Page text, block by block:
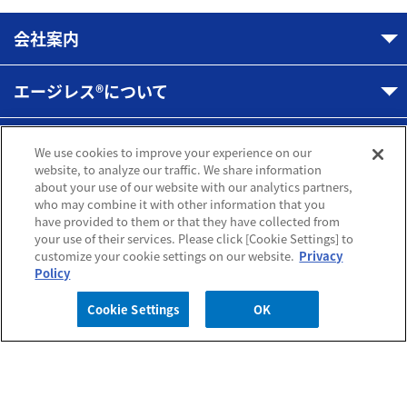
会社案内
エージレス®について
製品一覧
一般消費者様向け情報
Copyright © MITSUBISHI GAS CHEMICAL COMPANY, INC. All rights reserved.
We use cookies to improve your experience on our
website, to analyze our traffic. We share information
about your use of our website with our analytics partners,
who may combine it with other information that you
have provided to them or that they have collected from
your use of their services. Please click [Cookie Settings] to
customize your cookie settings on our website. Privacy
Policy
Cookie Settings OK